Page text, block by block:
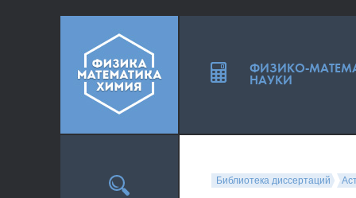
Библиотека диссертаций
ФИЗИКО-
НАУКИ